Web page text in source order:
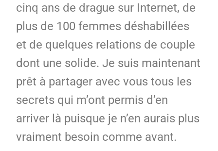
cinq ans de drague sur Internet, de
plus de 100 femmes déshabillées
et de quelques relations de couple
dont une solide. Je suis maintenant
prêt à partager avec vous tous les
secrets qui m’ont permis d’en
arriver là puisque je n’en aurais plus
vraiment besoin comme avant.